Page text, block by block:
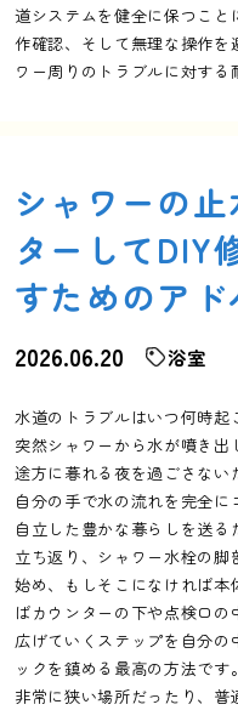
道システムを健全に保つこ
作確認、そして無理な操作を
ワー周りのトラブルに対する
シャワーの
ターしてDIY
すためのアド
2026.06.20 浴室
水道のトラブルはいつ何時
突然シャワーから水が噴き
途方に暮れる夜を過ごさない
自分の手で水の流れを完全に
自立した豊かな暮らしを送
立ち返り、シャワー水栓の脚
始め、もしそこになければ
ばカウンターの下や点検口
広げていくステップを自分
ックを鎮める最高の方法で
非常に狭い場所だったり、